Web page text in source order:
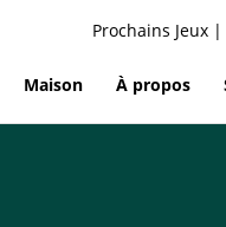
Prochains Jeux
Maison À propos